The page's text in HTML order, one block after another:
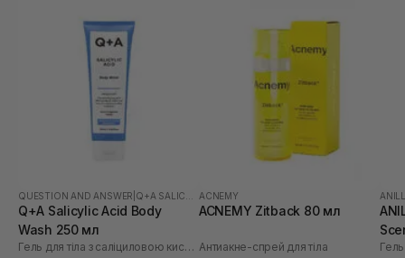
QUESTION AND ANSWER
Q+A Salicylic Acid Body
Wash 250 мл
Гель для тіла з саліциловою кислотою
ACNEMY
ACNEMY Zitback 80 мл
Антиакне-спрей для тіла Гель